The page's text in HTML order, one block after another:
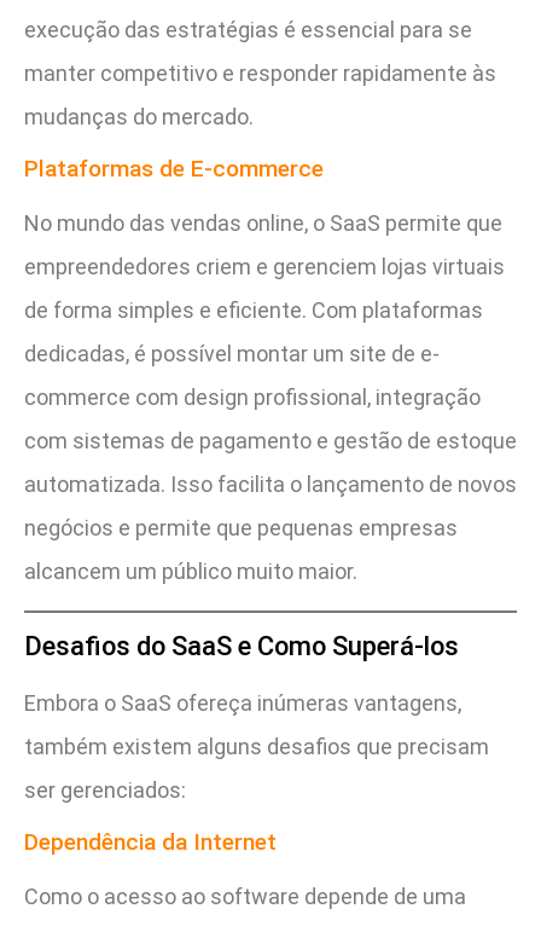
execução das estratégias é essencial para se
manter competitivo e responder rapidamente às
mudanças do mercado.
Plataformas de E-commerce
No mundo das vendas online, o SaaS permite que
empreendedores criem e gerenciem lojas virtuais
de forma simples e eficiente. Com plataformas
dedicadas, é possível montar um site de e-
commerce com design profissional, integração
com sistemas de pagamento e gestão de estoque
automatizada. Isso facilita o lançamento de novos
negócios e permite que pequenas empresas
alcancem um público muito maior.
Desafios do SaaS e Como Superá-los
Embora o SaaS ofereça inúmeras vantagens,
também existem alguns desafios que precisam
ser gerenciados:
Dependência da Internet
Como o acesso ao software depende de uma